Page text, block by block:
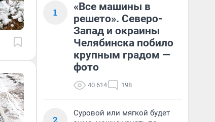
1
«Все машины в
решето». Северо-
Запад и окраины
Челябинска побило
крупным градом —
фото
40 614 198
Суровой или мягкой будет